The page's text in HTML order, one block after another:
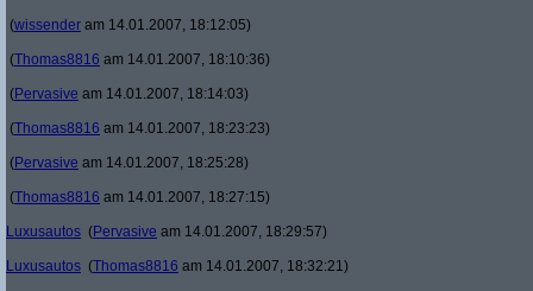
(wissender am 14.01.2007, 18:12:05)
(Thomas8816 am 14.01.2007, 18:10:36)
(Pervasive am 14.01.2007, 18:14:03)
(Thomas8816 am 14.01.2007, 18:23:23)
(Pervasive am 14.01.2007, 18:25:28)
(Thomas8816 am 14.01.2007, 18:27:15)
Luxusautos (Pervasive am 14.01.2007, 18:29:57)
Luxusautos (Thomas8816 am 14.01.2007, 18:32:21)